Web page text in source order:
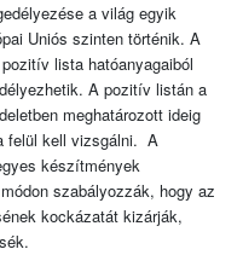
a világ egyik
Uniós szinten történik. A
lista hatóanyagaiból
A pozitív listán a
meghatározott ideig
felül kell vizsgálni. A
készítmények
szabályozzák, hogy az
kockázatát kizárják,